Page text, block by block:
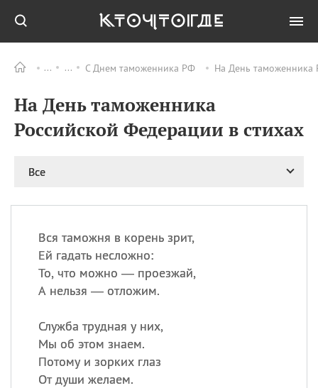
С Днем таможенника РФ На День таможенника
На День таможенника
Российской Федерации в стихах
Все
Вся таможня в корень зрит,
Ей гадать несложно:
То, что можно — проезжай,
А нельзя — отложим.
Служба трудная у них,
Мы об этом знаем.
Потому и зорких глаз
От души желаем.
ПРАЗДНИКИ Все
09.08 День памяти
целителя Пантелеимона
Николая Чудотворца
11.08 День полета на
11.08 День Святой Клары —
телевидения